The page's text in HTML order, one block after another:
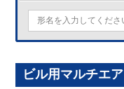
ビル用マルチエ